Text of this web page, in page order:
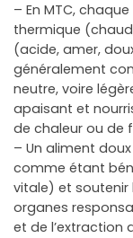
– En MTC,
thermique
(acide, amer,
généralement
neutre, voire
apaisant et
de chaleur ou de
– Un aliment
comme étant
vitale) et soutenir
organes
et de l’extraction